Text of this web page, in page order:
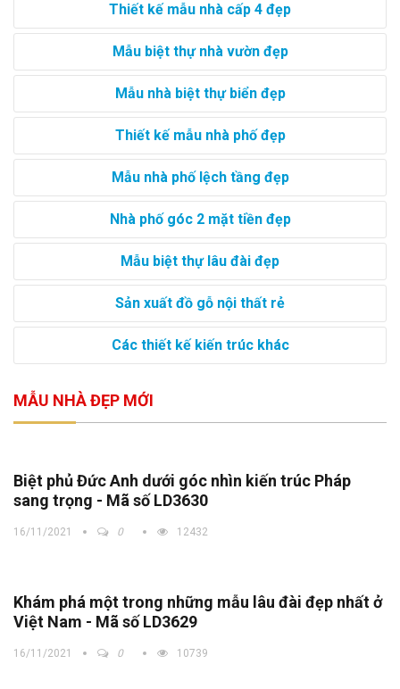
Thiết kế mẫu nhà cấp 4 đẹp
Mẫu biệt thự nhà vườn đẹp
Mẫu nhà biệt thự biển đẹp
Thiết kế mẫu nhà phố đẹp
Mẫu nhà phố lệch tầng đẹp
Nhà phố góc 2 mặt tiền đẹp
Mẫu biệt thự lâu đài đẹp
Sản xuất đồ gỗ nội thất rẻ
Các thiết kế kiến trúc khác
MẪU NHÀ ĐẸP MỚI
Biệt phủ Đức Anh dưới góc nhìn kiến trúc Pháp
sang trọng - Mã số LD3630
16/11/2021 0 12432
Khám phá một trong những mẫu lâu đài đẹp nhất ở
Việt Nam - Mã số LD3629
16/11/2021 0 10739